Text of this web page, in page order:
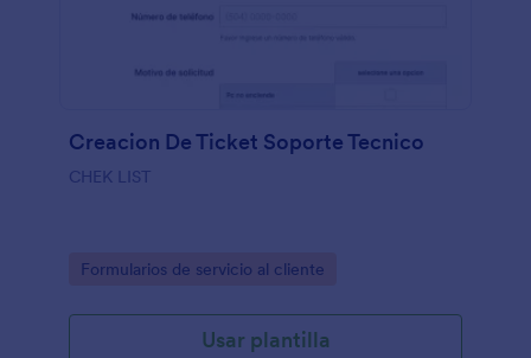
Creacion De Ticket Soporte Tecnico
CHEK LIST
Go to Category:
Formularios de servicio al cliente
Usar plantilla